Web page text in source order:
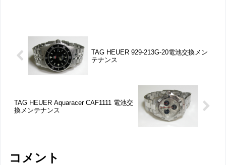
TAG HEUER 929-213G-20電池交換メン
テナンス
TAG HEUER Aquaracer CAF1111 電池交
換メンテナンス
コメント